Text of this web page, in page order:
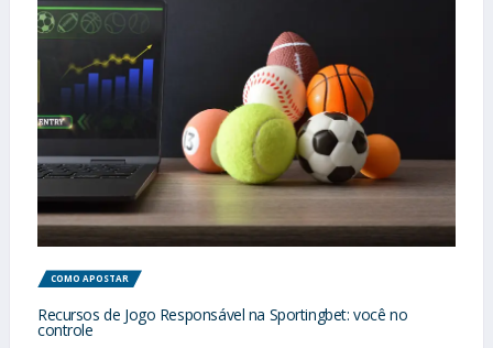
COMO APOSTAR
Recursos de Jogo Responsável na Sportingbet: você no
controle